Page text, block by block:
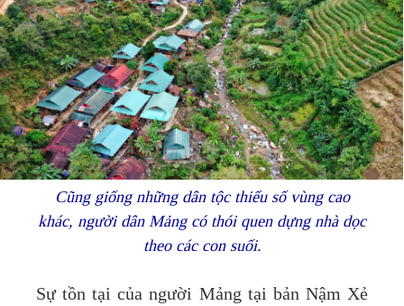
Cũng giống những dân tộc thiểu số vùng cao
khác, người dân Mảng có thói quen dựng nhà dọc
theo các con suối.
Sự tồn tại của người Mảng tại bản Nậm Xẻ